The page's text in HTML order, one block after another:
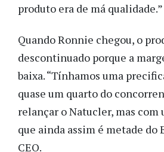
produto era de má qualidade.”
Quando Ronnie chegou, o
descontinuado porque a
baixa. “Tínhamos uma
quase um quarto do
relançar o Natucler, mas com
que ainda assim é metade do
CEO.